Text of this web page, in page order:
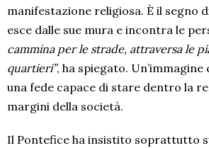
manifestazione religiosa. È il segno
esce dalle sue mura e incontra le
cammina per le strade, attraversa le
quartieri”, ha spiegato.
una fede capace di stare dentro la
margini della società.
Il Pontefice ha insistito soprattutto